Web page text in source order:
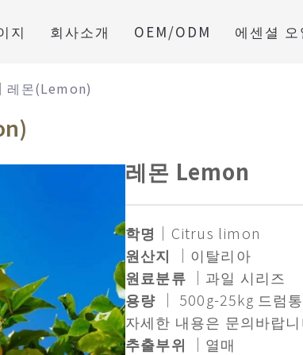
지 회사소개 OEM/ODM 에센셜
레몬(Lemon)
레몬 Lemon
학명 ｜Citrus limon
원산지
｜이탈리아
원료분류 ｜과일 시리즈
용량 ｜ 500g-25kg 드럼
자세한 내용은 문의바랍
추출부위
｜열매